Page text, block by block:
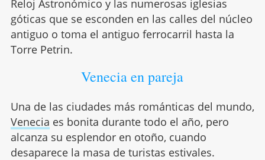
Reloj Astronómico y las numerosas iglesias
góticas que se esconden en las calles del núcleo
antiguo o toma el antiguo ferrocarril hasta la
Torre Petrin.
Venecia en pareja
Una de las ciudades más románticas del mundo,
Venecia es bonita durante todo el año, pero
alcanza su esplendor en otoño, cuando
desaparece la masa de turistas estivales.